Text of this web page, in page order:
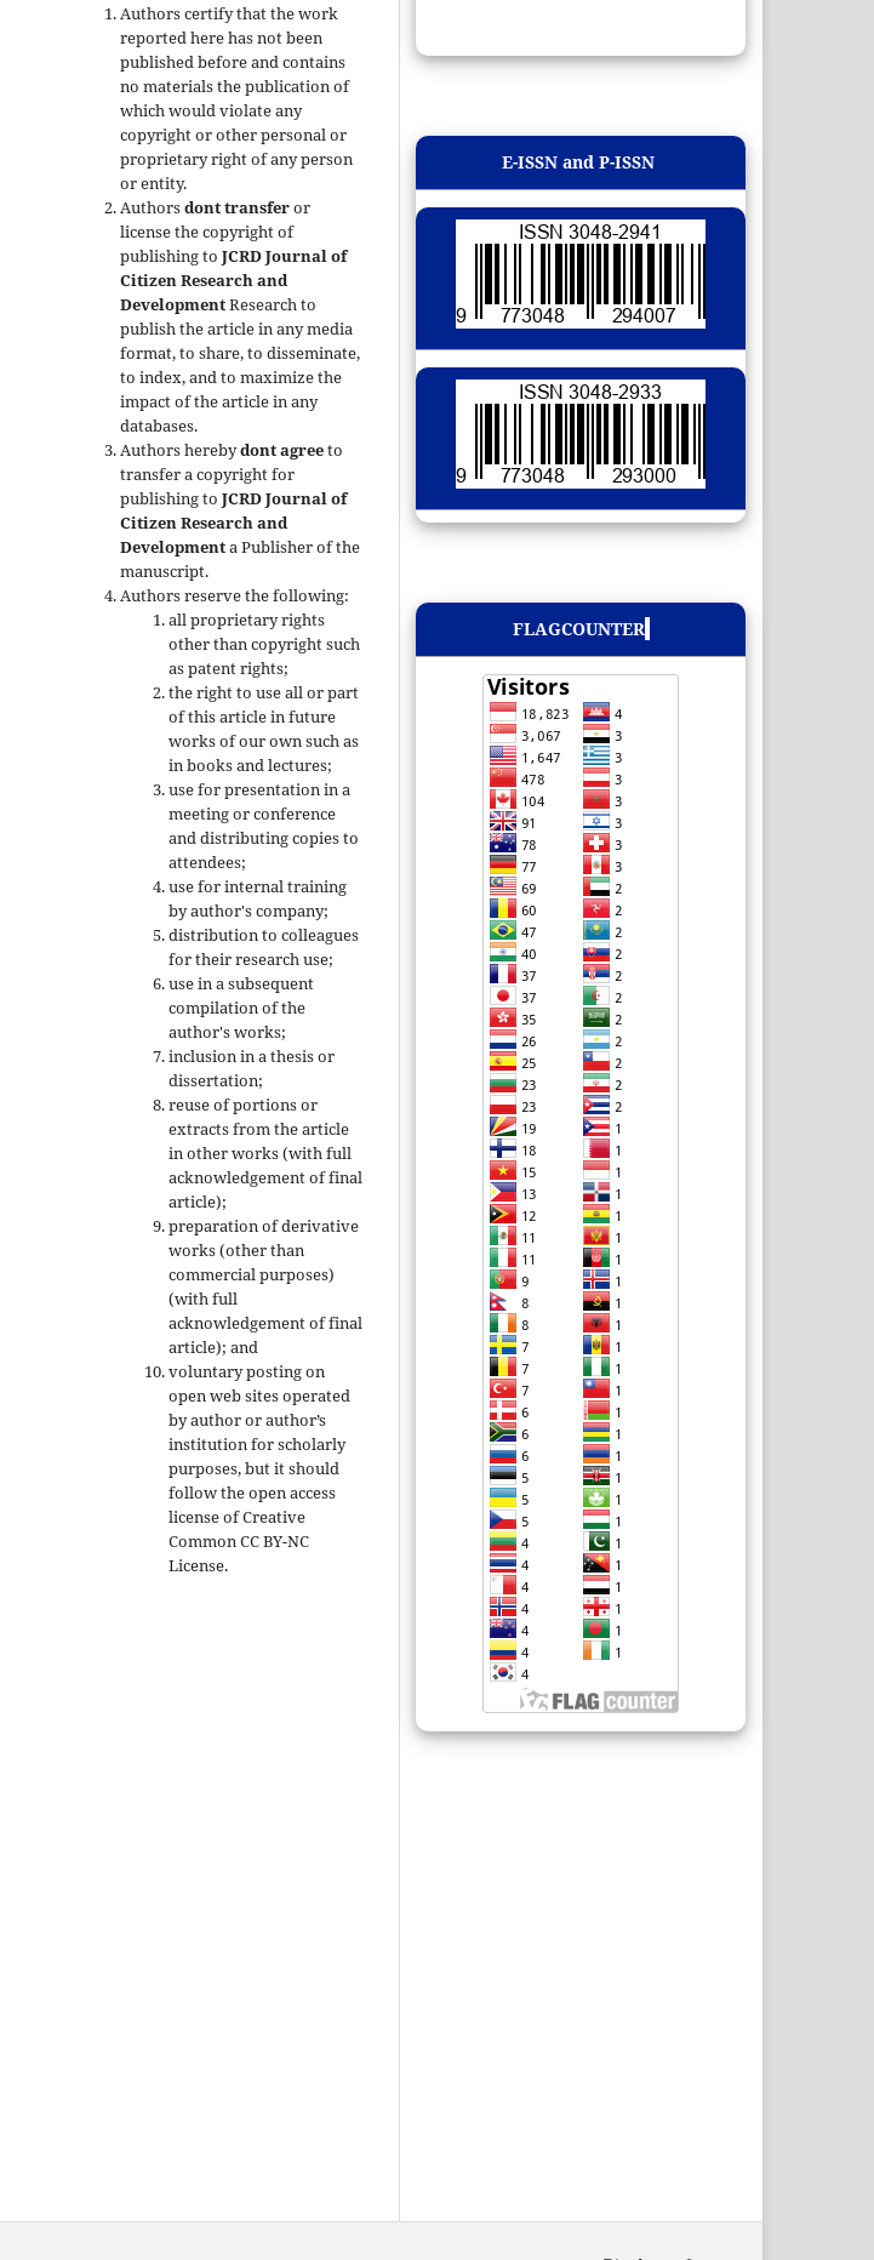
Authors certify that the work
reported here has not been
published before and contains
no materials the publication of
which would violate any
copyright or other personal or
proprietary right of any person
or entity.
Authorsdont transferor
license the copyright of
publishing to JCRD Journal of
Citizen Research and
DevelopmentResearch to
publish the article in any media
format, to share, to disseminate,
to index, and to maximize the
impact of the article in any
databases.
Authors herebydont agreeto
transfer a copyright for
publishing to JCRD Journal of
Citizen Research and
Developmenta Publisher of the
manuscript.
Authors reserve the following:
all proprietary rights
other than copyright such
as patent rights;
the right to use all or part
of this article in future
works of our own such as
in books and lectures;
use for presentation in a
meeting or conference
and distributing copies to
attendees;
use for internal training
by author's company;
distribution to colleagues
for their research use;
use in a subsequent
compilation of the
author's works;
inclusion in a thesis or
dissertation;
reuse of portions or
extracts from the article
in other works (with full
acknowledgement of final
article);
preparation of derivative
works (other than
commercial purposes)
(with full
acknowledgement of final
article); and
voluntary posting on
open web sites operated
by author or author’s
institution for scholarly
purposes, but it should
follow the open access
license of Creative
Common CC BY-NC
License.
E-ISSN and P-ISSN
FLAGCOUNTER